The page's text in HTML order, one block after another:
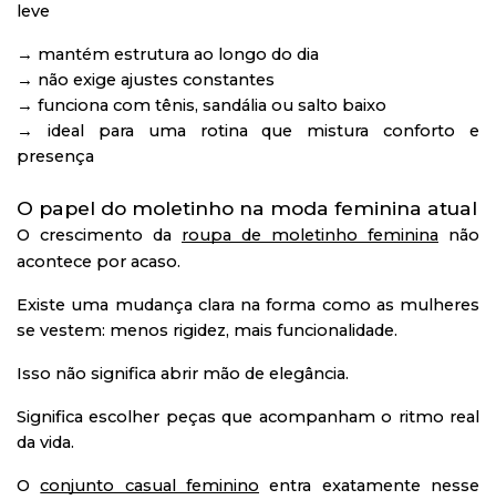
leve
→ mantém estrutura ao longo do dia
→ não exige ajustes constantes
→ funciona com tênis, sandália ou salto baixo
→ ideal para uma rotina que mistura conforto e
presença
O papel do moletinho na moda feminina atual
O crescimento da roupa de moletinho feminina não
acontece por acaso.
Existe uma mudança clara na forma como as mulheres
se vestem: menos rigidez, mais funcionalidade.
Isso não significa abrir mão de elegância.
Significa escolher peças que acompanham o ritmo real
da vida.
Oconjunto casual feminino entra exatamente nesse